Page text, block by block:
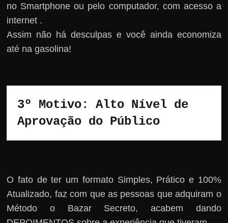
no Smartphone ou pelo computador, com acesso a
internet .
Assim não há desculpas e você ainda economiza
até na gasolina!
3º Motivo: Alto Nível de
Aprovação do Público
O fato de ter um formato Simples, Prático e 100%
Atualizado, faz com que as pessoas que adquiram o
Método o Bazar Secreto, acabem dando